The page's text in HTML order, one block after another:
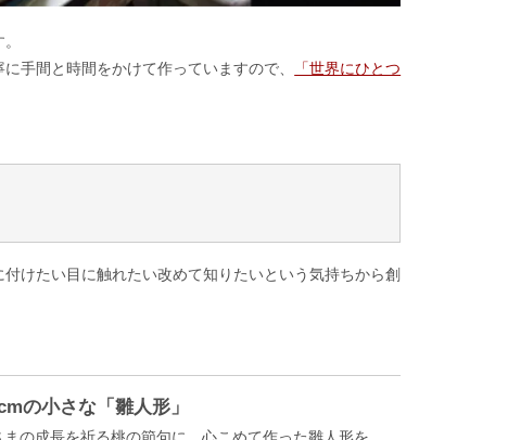
手間と時間をかけて作っていますので、
「世界にひとつ
けたい目に触れたい改めて知りたいという気持ちから創
の小さな「雛人形」